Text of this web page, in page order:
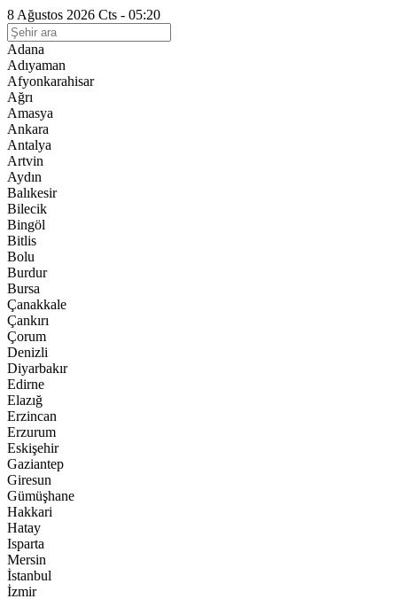
8 Ağustos 2026 Cts - 05:20
Adana
Adıyaman
Afyonkarahisar
Ağrı
Amasya
Ankara
Antalya
Artvin
Aydın
Balıkesir
Bilecik
Bingöl
Bitlis
Bolu
Burdur
Bursa
Çanakkale
Çankırı
Çorum
Denizli
Diyarbakır
Edirne
Elazığ
Erzincan
Erzurum
Eskişehir
Gaziantep
Giresun
Gümüşhane
Hakkari
Hatay
Isparta
Mersin
İstanbul
İzmir